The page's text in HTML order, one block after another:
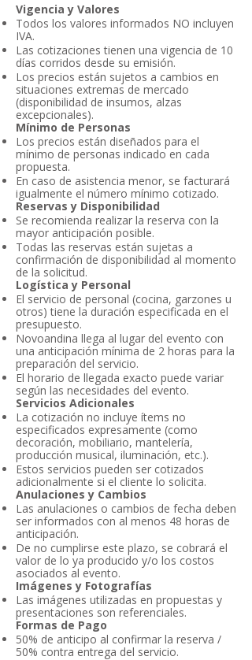
Vigencia y Valores
Todos los valores informados NO incluyen
IVA.
Las cotizaciones tienen una vigencia de 10
días corridos desde su emisión.
Los precios están sujetos a cambios en
situaciones extremas de mercado
(disponibilidad de insumos, alzas
excepcionales).
Mínimo de Personas
Los precios están diseñados para el
mínimo de personas indicado en cada
propuesta.
En caso de asistencia menor, se facturará
igualmente el número mínimo cotizado.
Reservas y Disponibilidad
Se recomienda realizar la reserva con la
mayor anticipación posible.
Todas las reservas están sujetas a
confirmación de disponibilidad al momento
de la solicitud.
Logística y Personal
El servicio de personal (cocina, garzones u
otros) tiene la duración especificada en el
presupuesto.
Novoandina llega al lugar del evento con
una anticipación mínima de 2 horas para la
preparación del servicio.
El horario de llegada exacto puede variar
según las necesidades del evento.
Servicios Adicionales
La cotización no incluye ítems no
especificados expresamente (como
decoración, mobiliario, mantelería,
producción musical, iluminación, etc.).
Estos servicios pueden ser cotizados
adicionalmente si el cliente lo solicita.
Anulaciones y Cambios
Las anulaciones o cambios de fecha deben
ser informados con al menos 48 horas de
anticipación.
De no cumplirse este plazo, se cobrará el
valor de lo ya producido y/o los costos
asociados al evento.
Imágenes y Fotografías
Las imágenes utilizadas en propuestas y
presentaciones son referenciales.
Formas de Pago
50% de anticipo al confirmar la reserva /
50% contra entrega del servicio.